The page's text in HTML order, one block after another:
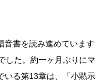
音書を読み進めています
した。約一ヶ月ぶりにマ
いる第13章は、「小黙示